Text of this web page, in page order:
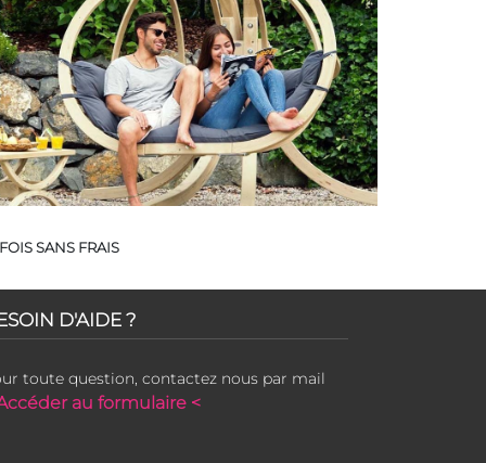
SANS FRAIS
D'AIDE ?
toute question, contactez nous par mail
au formulaire <